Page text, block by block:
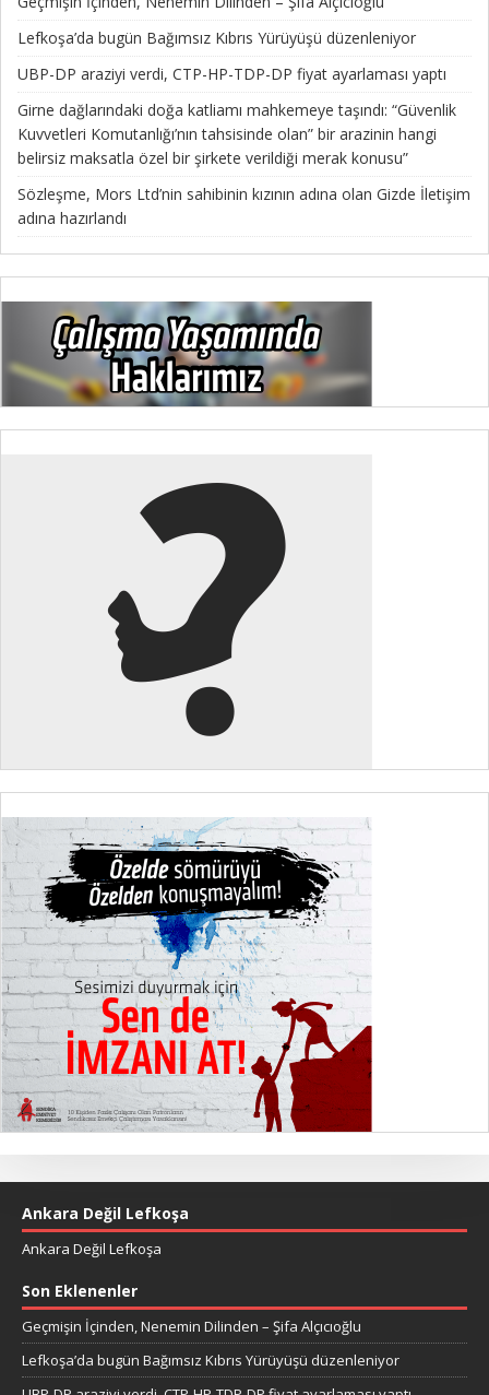
Lefkoşa’da bugün Bağımsız Kıbrıs Yürüyüşü düzenleniyor
UBP-DP araziyi verdi, CTP-HP-TDP-DP fiyat ayarlaması yaptı
Girne dağlarındaki doğa katliamı mahkemeye taşındı: “Güvenlik
Kuvvetleri Komutanlığı’nın tahsisinde olan” bir arazinin hangi
belirsiz maksatla özel bir şirkete verildiği merak konusu”
Sözleşme, Mors Ltd’nin sahibinin kızının adına olan Gizde İletişim
adına hazırlandı
Ankara Değil Lefkoşa
Ankara Değil Lefkoşa
Son Eklenenler
Geçmişin İçinden, Nenemin Dilinden – Şifa Alçıcıoğlu
Lefkoşa’da bugün Bağımsız Kıbrıs Yürüyüşü düzenleniyor